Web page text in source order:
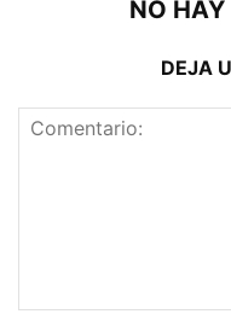
NO
DEJA